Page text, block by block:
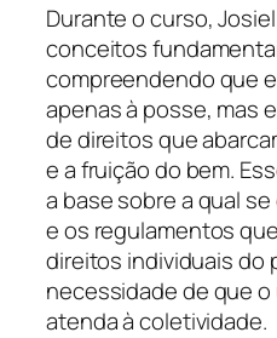
Durante o curso,
conceitos
compreendendo que
apenas à posse, mas
de direitos que
e a fruição do bem.
a base sobre a qual
e os regulamentos
direitos individuais do
necessidade de que
atenda à coletividade.